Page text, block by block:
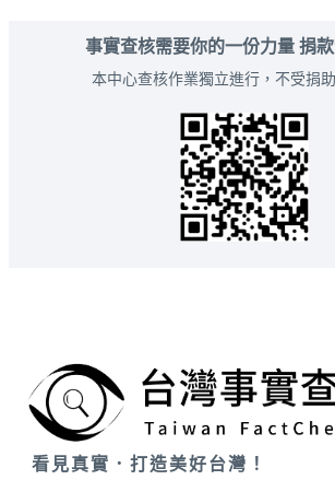
事實查核需要你的一份力量 捐
本中心查核作業獨立進行，不受捐
看見真實．打造美好台灣！